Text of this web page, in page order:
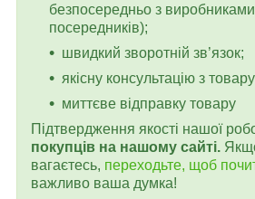
безпосередньо з
посередників);
швидкий зворотній зв’язок;
якісну консультацію з
миттєве відправку товару
Підтвердження якості нашої
покупців на нашому сайті.
вагаєтесь, переходьте, щоб
важливо ваша думка!